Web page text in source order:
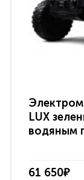
LUX
водяным
61 650₽